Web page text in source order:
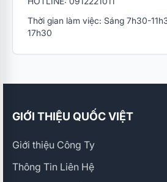
Thời gian làm việc: Sáng 7h30-
17h30
GIỚI THIỆU QUỐC VIỆT
Giới thiệu Công Ty
Thông Tin Liên Hệ